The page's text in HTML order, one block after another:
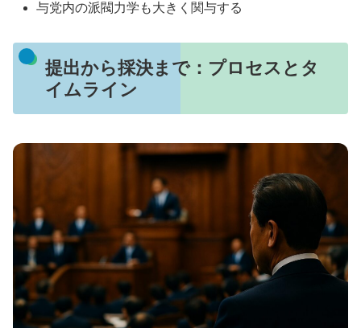
与党内の派閥力学も大きく関与する
提出から採決まで：プロセスとタ
イムライン